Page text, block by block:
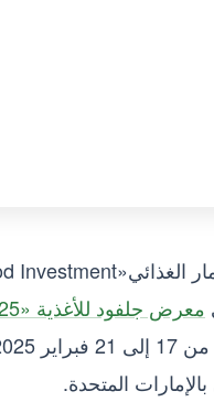
معرض جلفود للأغذية «gulfood 2025»
المتحدة.